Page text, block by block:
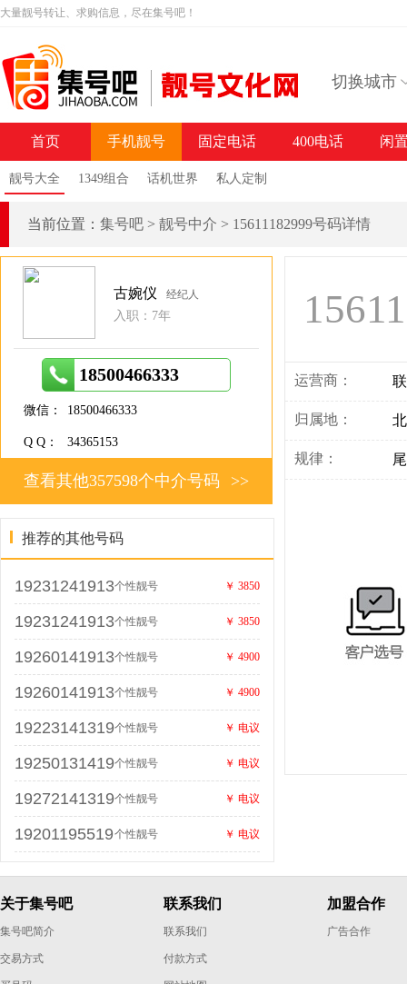
大量靓号转让、求购信息，尽在集号吧！
切换城市
首页 手机靓号
靓号大全 1349组合 话机世界 私人定制
固定电话 400电话 闲
当前位置： 集号吧 > 靓号中介 > 15611182999号码详情
运营商：
归属地：
规律：
古婉仪 经纪人
入职：7年
18500466333
微信： 18500466333
Q Q： 34365153
>>
查看其他357598个中介号码
推荐的其他号码
19231241913个性靓号 ￥ 3850
19231241913个性靓号 ￥ 3850
19260141913个性靓号 ￥ 4900
19260141913个性靓号 ￥ 4900
19223141319个性靓号 ￥ 电议
19250131419个性靓号 ￥ 电议
19272141319个性靓号 ￥ 电议
19201195519个性靓号 ￥ 电议
关于集号吧
集号吧简介
交易方式
联系我们
联系我们
付款方式
加盟合作
广告合作